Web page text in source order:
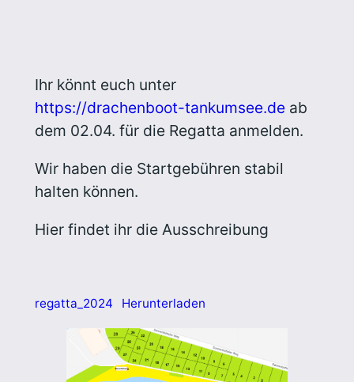
Ihr könnt euch unter
https://drachenboot-tankumsee.deab
dem 02.04. für die Regatta anmelden.
Wir haben die Startgebühren stabil
halten können.
Hier findet ihr die Ausschreibung
regatta_2024 Herunterladen